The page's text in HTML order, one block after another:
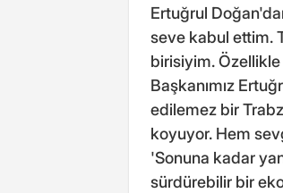
Ertuğrul
seve kabul ettim.
birisiyim. Özellikle
Başkanımız
edilemez bir
koyuyor. Hem
'Sonuna kadar
sürdürebilir bir